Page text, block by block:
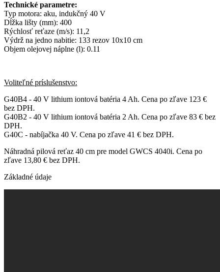
Technické parametre:
Typ motora: aku, indukčný 40 V
Dĺžka lišty (mm): 400
Rýchlosť reťaze (m/s): 11,2
Výdrž na jedno nabitie: 133 rezov 10x10 cm
Objem olejovej náplne (l): 0.11
Voliteľné príslušenstvo:
G40B4 - 40 V lithium iontová batéria 4 Ah. Cena po zľave 123 €
bez DPH.
G40B2 - 40 V lithium iontová batéria 2 Ah. Cena po zľave 83 € bez
DPH.
G40C - nabíjačka 40 V. Cena po zľave 41 € bez DPH.
Náhradná pilová reťaz 40 cm pre model GWCS 4040i. Cena po
zľave 13,80 € bez DPH.
Základné údaje